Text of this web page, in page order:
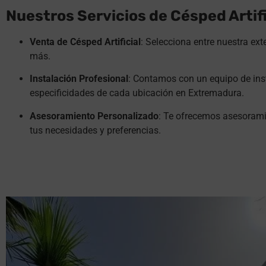
Nuestros Servicios de Césped
Venta de Césped Artificial: Selecciona entre nuestra
más.
Instalación Profesional : Contamos con un equipo de
especificidades de cada ubicación en Extremadura.
Asesoramiento Personalizado: Te ofrecemos
tus necesidades y preferencias.